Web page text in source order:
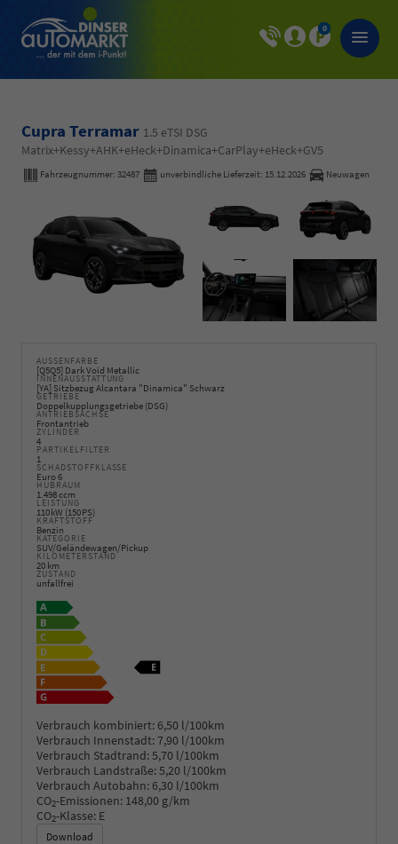
0
Cupra Terramar 1.5 eTSI DSG
Matrix+Kessy+AHK+eHeck+Dinamica+CarPlay+eHeck+GV5
Fahrzeugnummer: 32487 unverbindliche Lieferzeit: 15.12.2026 Neuwagen
AUSSENFARBE
[Q5Q5] Dark Void Metallic
INNENAUSSTATTUNG
[YA] Sitzbezug Alcantara "Dinamica" Schwarz
GETRIEBE
Doppelkupplungsgetriebe (DSG)
ANTRIEBSACHSE
Frontantrieb
ZYLINDER
4
PARTIKELFILTER
1
SCHADSTOFFKLASSE
Euro 6
HUBRAUM
1.498 ccm
LEISTUNG
110 kW (150 PS)
KRAFTSTOFF
Benzin
KATEGORIE
SUV/Geländewagen/Pickup
KILOMETERSTAND
20 km
ZUSTAND
unfallfrei
Verbrauch kombiniert: 6,50 l/100km
Verbrauch Innenstadt:7,90 l/100km
Verbrauch Stadtrand:5,70 l/100km
Verbrauch Landstraße:5,20 l/100km
Verbrauch Autobahn: 6,30 l/100km
CO2-Emissionen: 148,00 g/km
CO2-Klasse: E
Download